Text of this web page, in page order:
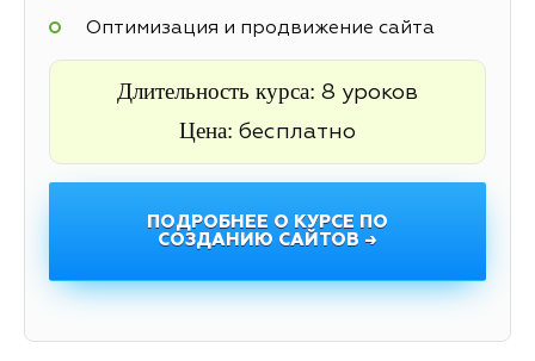
Оптимизация и продвижение сайта
Длительность курса: 8 уроков
Цена: бесплатно
ПОДРОБНЕЕ О КУРСЕ ПО
СОЗДАНИЮ САЙТОВ →